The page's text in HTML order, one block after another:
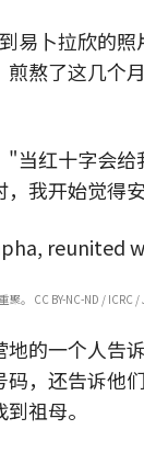
易卜拉欣的
煎熬了这几个
"当红十字会给
，我开始觉得
。 CC BY-NC-ND / ICRC
的一个人告
，还告诉他
祖母。